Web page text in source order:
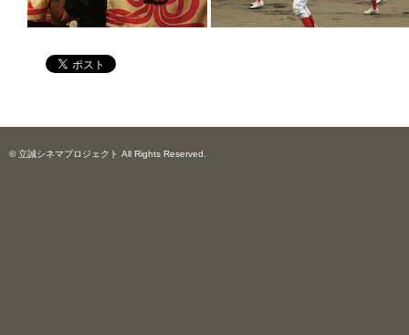
© 立誠シネマプロジェクト All Rights Reserved.